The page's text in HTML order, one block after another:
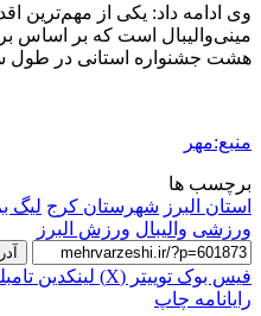
وی ادامه داد: یکی از مهم‌ترین
مینی‌والیبال است که بر اساس
هشت جشنواره استانی در طول
منبع:مهر
برچسب ها
استان البرز شهرستان کرج لیگ
ورزشی والیبال ورزش البرز
فیس بوک توییتر (X) لینکدین
رایانامه چاپ